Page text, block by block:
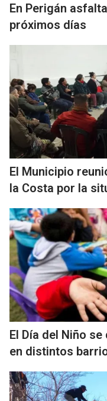
En Perigán
próximos días
El Municipio
la Costa por la
El Día del Niño
en distintos